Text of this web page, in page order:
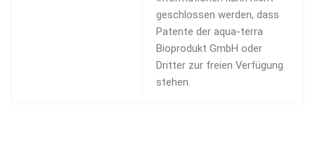
geschlossen werden, dass
Patente der aqua-terra
Bioprodukt GmbH oder
Dritter zur freien Verfügung
stehen.